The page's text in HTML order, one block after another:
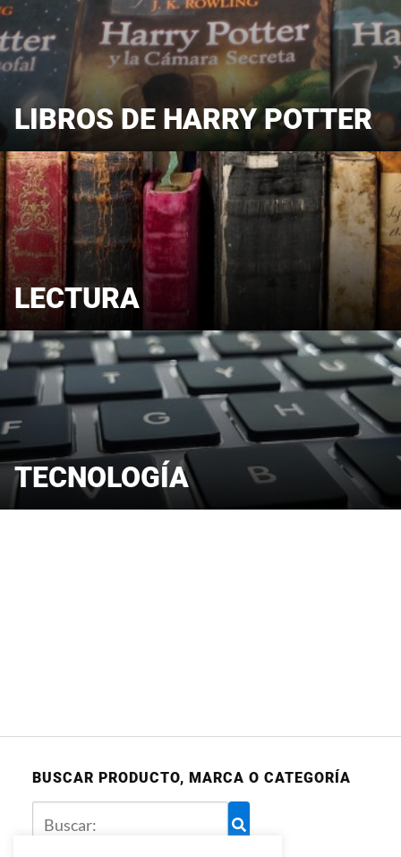
LIBROS DE HARRY POTTER
LECTURA
TECNOLOGÍA
BUSCAR PRODUCTO, MARCA O CATEGORÍA